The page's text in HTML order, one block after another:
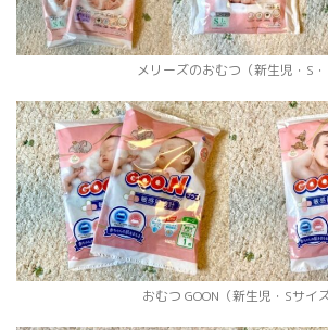
メリーズのおむつ（新生児・S・
おむつ GOON（新生児・Sサイズ